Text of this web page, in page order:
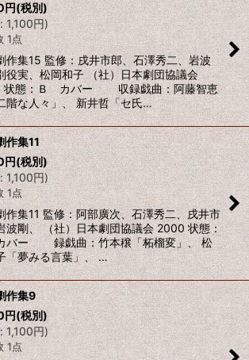
円(税別)
: 1,100円)
1点
作集15 監修：戌井市郎、石澤秀二、岩波
役実、松岡和子 （社）日本劇団協議会
状態：Ｂ カバー 収録戯曲：阿藤智恵
階な人々」、 新井哲「セ氏…
作集11
円(税別)
: 1,100円)
1点
作集11 監修：阿部廣次、石澤秀二、戌井市
波剛、 （社）日本劇団協議会 2000 状態：
バー 録戯曲：竹本穣「柘榴変」、 松
「夢みる言葉」、 …
作集9
円(税別)
: 1,100円)
1点